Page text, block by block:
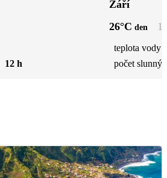
12 h
Září
26°C den
teplota vody
počet